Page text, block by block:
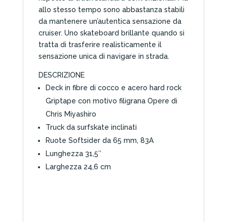
allo stesso tempo sono abbastanza stabili
da mantenere un’autentica sensazione da
cruiser. Uno skateboard brillante quando si
tratta di trasferire realisticamente il
sensazione unica di navigare in strada.
DESCRIZIONE
Deck in fibre di cocco e acero hard rock
Griptape con motivo filigrana Opere di
Chris Miyashiro
Truck da surfskate inclinati
Ruote Softsider da 65 mm, 83A
Lunghezza 31,5″
Larghezza 24,6 cm